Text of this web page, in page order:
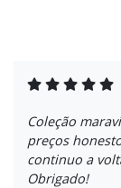
Coleção
preços
continuo a
Obrigado!